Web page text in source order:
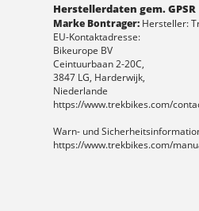
Herstellerdaten gem. GPSR
Marke Bontrager: Hersteller:
EU-Kontaktadresse:
Bikeurope BV
Ceintuurbaan 2-20C,
3847 LG, Harderwijk,
Niederlande
https://www.trekbikes.com/
Warn- und
https://www.trekbikes.com/